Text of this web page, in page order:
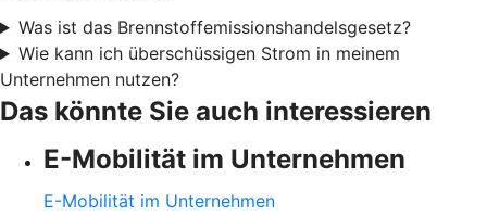
Was ist das Brennstoffemissionshandelsgesetz?
Wie kann ich überschüssigen Strom in meinem
Unternehmen nutzen?
Das könnte Sie auch interessieren
E-Mobilität im Unternehmen
E-Mobilität im Unternehmen